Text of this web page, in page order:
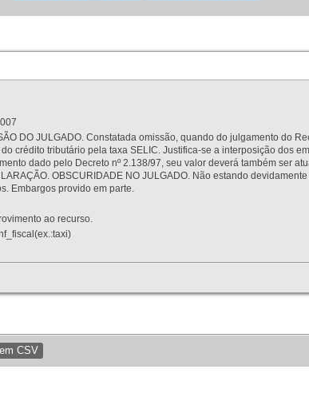
DO JULGADO. Constatada omissão, quando do julgamento do
crédito tributário pela taxa SELIC. Justifica-se a interposição dos
dado pelo Decreto nº 2.138/97, seu valor deverá também ser
OBSCURIDADE NO JULGADO. Não estando
Embargos provido em parte.
ao recurso.
em CSV